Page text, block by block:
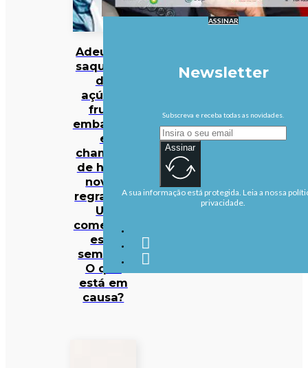
Adeus às
saquetas
de
açúcar,
fruta
embalada
e
champôs
de hotel:
novas
regras da
UE
começam
esta
semana.
O que
está em
causa?
ASSINAR
Newsletter
Subscreva e receba todas as novidades.
Assinar
A sua informação está protegida. Leia a nossa
privacidade.